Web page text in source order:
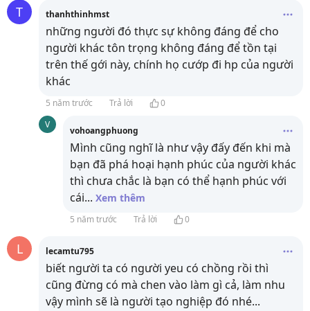
T thanhthinhmst
những người đó thực sự không đáng để cho
người khác tôn trọng không đáng để tồn tại
trên thế gới này, chính họ cướp đi hp của người
khác
5 năm trước Trả lời
0
V
vohoangphuong
Mình cũng nghĩ là như vậy đấy đến khi mà
bạn đã phá hoại hạnh phúc của người khác
thì chưa chắc là bạn có thể hạnh phúc với
cái... Xem thêm
5 năm trước Trả lời 0
L lecamtu795
biết người ta có người yeu có chồng rồi thì
cũng đừng có mà chen vào làm gì cả, làm nhu
vậy mình sẽ là người tạo nghiệp đó nhé...